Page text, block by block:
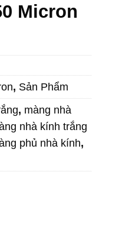
Micron
, Sản Phẩm
, màng nhà
nhà kính trắng
phủ nhà kính,